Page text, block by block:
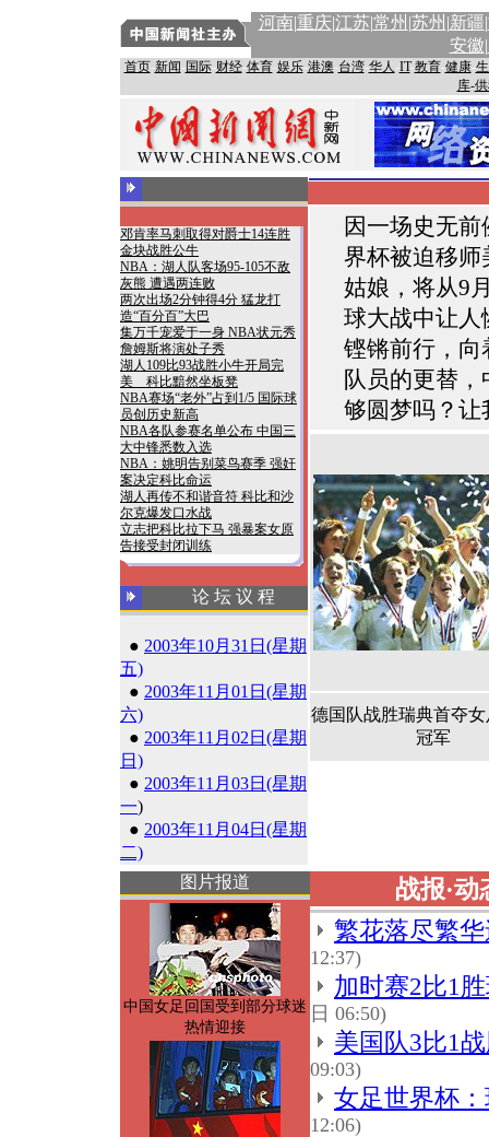
河南|重庆|江苏|常州 |苏州 |新疆|
安徽|
首页-新闻 - 国际-财经-体育-娱乐-港澳-台湾-华人 -IT-教育-健康-
库-
邓肯率马刺取得对爵士14连胜
金块战胜公牛
NBA：湖人队客场95-105不敌
灰熊 遭遇两连败
两次出场2分钟得4分 猛龙打
造“百分百”大巴
集万千宠爱于一身 NBA状元秀
詹姆斯将演处子秀
湖人109比93战胜小牛开局完
美 科比黯然坐板凳
NBA赛场“老外”占到1/5 国际球
员创历史新高
NBA各队参赛名单公布 中国三
大中锋悉数入选
NBA：姚明告别菜鸟赛季 强奸
案决定科比命运
湖人再传不和谐音符 科比和沙
尔克爆发口水战
立志把科比拉下马 强暴案女原
告接受封闭训练
论 坛 议 程
● 2003年10月31日(星期
五)
● 2003年11月01日(星期
六)
● 2003年11月02日(星期
日)
● 2003年11月03日(星期
一)
● 2003年11月04日(星期
二)
因一场史无
界杯被迫移
姑娘，将从9
球大战中让人
铿锵前行，向
队员的更替
够圆梦吗？
德国队战胜瑞典首夺
冠军
图片报道
中国女足回国受到部分球迷
热情迎接
战报·动
繁花落尽繁
12:37)
加时赛2比1
日 06:50)
美国队3比1
09:03)
女足世界杯
12:06)